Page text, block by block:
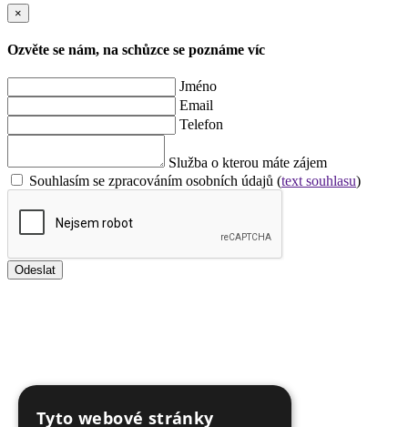
×
Ozvěte se nám, na schůzce se poznáme víc
Jméno
Email
Telefon
Služba o kterou máte zájem
Souhlasím se zpracováním osobních údajů (text souhlasu)
Odeslat
Tyto webové stránky